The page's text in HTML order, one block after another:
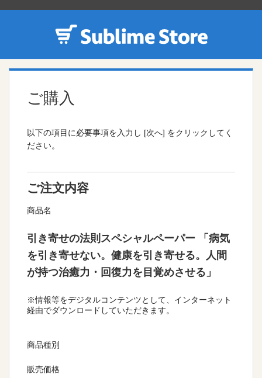
ご購入
以下の項目に必要事項を入力し [次へ] をクリックしてく
ださい。
ご注文内容
商品名
引き寄せの法則スペシャルペーパー 「病気
を引き寄せない。健康を引き寄せる。人間
が持つ治癒力・回復力を目覚めさせる」
※情報等をデジタルコンテンツとして、インターネット
経由でダウンロードしていただきます。
商品種別
販売価格